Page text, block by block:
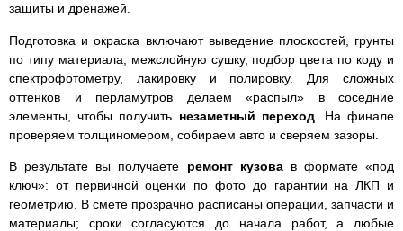
защиты и дренажей.
Подготовка и окраска включают выведение плоскостей, грунты
по типу материала, межслойную сушку, подбор цвета по коду и
спектрофотометру, лакировку и полировку. Для сложных
оттенков и перламутров делаем «распыл» в соседние
элементы, чтобы получить незаметный переход. На финале
проверяем толщиномером, собираем авто и сверяем зазоры.
В результате вы получаете ремонт кузовав формате «под
ключ»: от первичной оценки по фото до гарантии на ЛКП и
геометрию. В смете прозрачно расписаны операции, запчасти и
материалы; сроки согласуются до начала работ, а любые